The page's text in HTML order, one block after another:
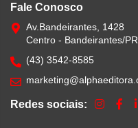
Fale Conosco
Av.Bandeirantes, 1428
Centro - Bandeirantes/PR
(43) 3542-8585
Redes sociais: